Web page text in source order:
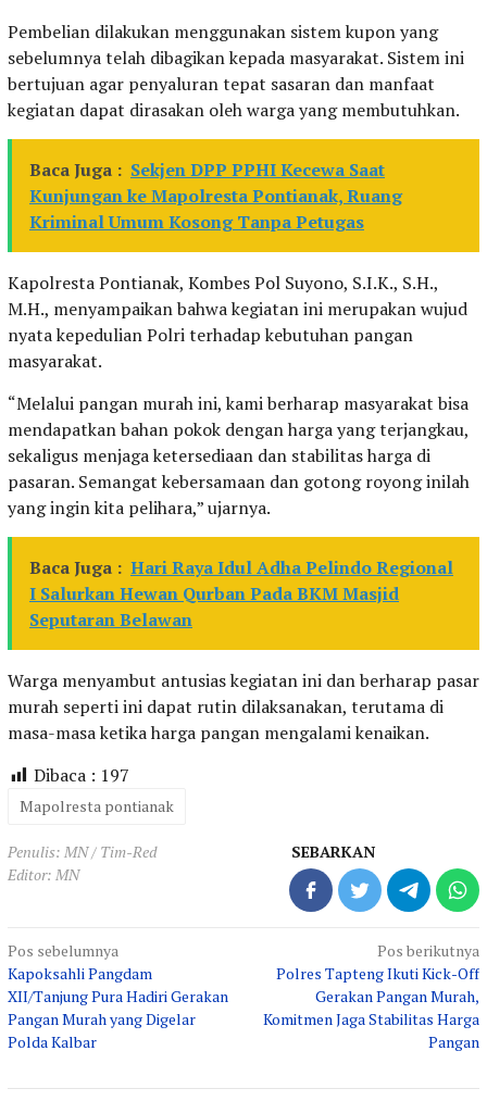
Pembelian dilakukan menggunakan sistem kupon yang
sebelumnya telah dibagikan kepada masyarakat. Sistem ini
bertujuan agar penyaluran tepat sasaran dan manfaat
kegiatan dapat dirasakan oleh warga yang membutuhkan.
Baca Juga : Sekjen DPP PPHI Kecewa Saat
Kunjungan ke Mapolresta Pontianak, Ruang
Kriminal Umum Kosong Tanpa Petugas
Kapolresta Pontianak, Kombes Pol Suyono, S.I.K., S.H.,
M.H., menyampaikan bahwa kegiatan ini merupakan wujud
nyata kepedulian Polri terhadap kebutuhan pangan
masyarakat.
“Melalui pangan murah ini, kami berharap masyarakat bisa
mendapatkan bahan pokok dengan harga yang terjangkau,
sekaligus menjaga ketersediaan dan stabilitas harga di
pasaran. Semangat kebersamaan dan gotong royong inilah
yang ingin kita pelihara,” ujarnya.
Baca Juga : Hari Raya Idul Adha Pelindo Regional
I Salurkan Hewan Qurban Pada BKM Masjid
Seputaran Belawan
Warga menyambut antusias kegiatan ini dan berharap pasar
murah seperti ini dapat rutin dilaksanakan, terutama di
masa-masa ketika harga pangan mengalami kenaikan.
Dibaca : 197
Mapolresta pontianak
Penulis: MN / Tim-Red
Editor: MN
SEBARKAN
Navigasi
pos
Pos sebelumnya
Kapoksahli Pangdam
XII/Tanjung Pura Hadiri Gerakan
Pangan Murah yang Digelar
Polda Kalbar
Pos berikutnya
Polres Tapteng Ikuti Kick-Off
Gerakan Pangan Murah,
Komitmen Jaga Stabilitas Harga
Pangan